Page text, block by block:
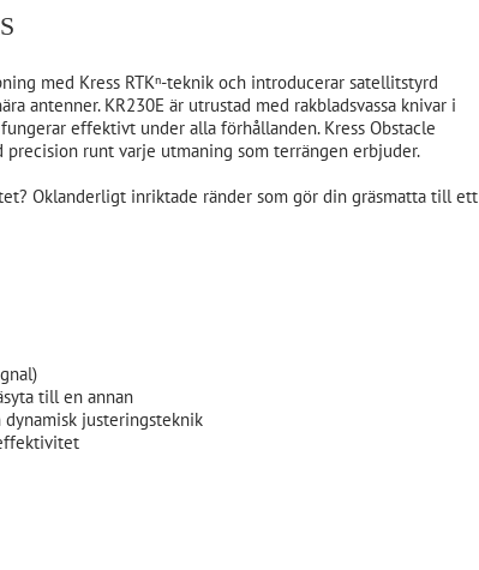
med Kress RTKⁿ-teknik och introducerar satellitstyrd
antenner. KR230E är utrustad med rakbladsvassa knivar i
effektivt under alla förhållanden. Kress Obstacle
runt varje utmaning som terrängen erbjuder.
Oklanderligt inriktade ränder som gör din gräsmatta till ett
till en annan
justeringsteknik